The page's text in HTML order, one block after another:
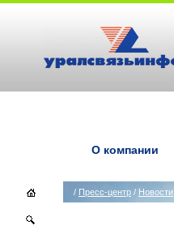
О компании
/ Пресс-центр / Новости